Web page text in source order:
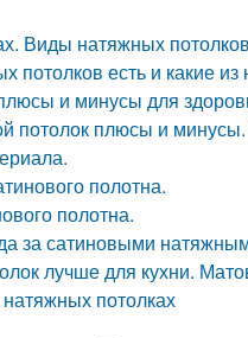
Виды натяжных потолков
потолков есть и какие
и минусы для
потолок плюсы и
полотна.
полотна.
за сатиновыми
лучше для кухни.
потолках